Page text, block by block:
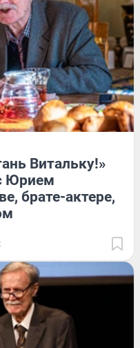
Витальку!»
Юрием
брате-актере,